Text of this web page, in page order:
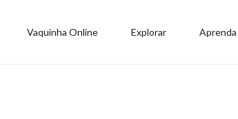
Vaquinha Online Explorar Aprenda